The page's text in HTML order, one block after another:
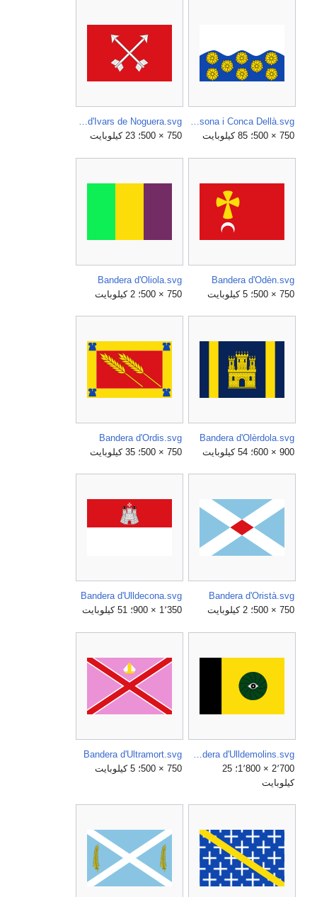
Bandera d'Isona i Conca Dellà.svg
750 × 500؛ 85 كيلوبايت
Bandera d'Ivars de Noguera.svg
750 × 500؛ 23 كيلوبايت
Bandera d'Odèn.svg
750 × 500؛ 5 كيلوبايت
Bandera d'Oliola.svg
750 × 500؛ 2 كيلوبايت
Bandera d'Olèrdola.svg
900 × 600؛ 54 كيلوبايت
Bandera d'Ordis.svg
750 × 500؛ 35 كيلوبايت
Bandera d'Oristà.svg
750 × 500؛ 2 كيلوبايت
Bandera d'Ulldecona.svg
1٬350 × 900؛ 51 كيلوبايت
2٬700 × 1٬800؛ 25
كيلوبايت
Bandera d'Ultramort.svg
750 × 500؛ 5 كيلوبايت